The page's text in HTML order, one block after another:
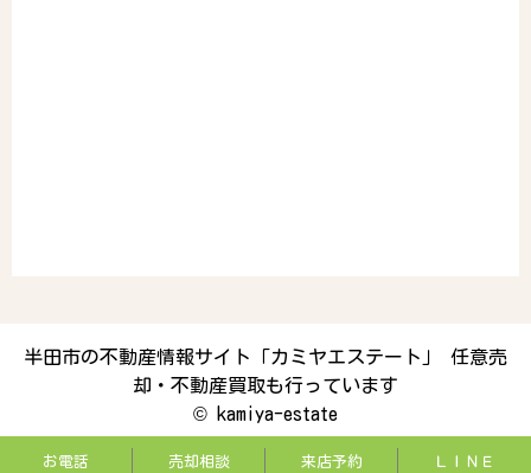
半田市の不動産情報サイト「カミヤエステート」 任意売
却・不動産買取も行っています
© kamiya-estate
お電話 売却相談 来店予約 ＬＩＮＥ